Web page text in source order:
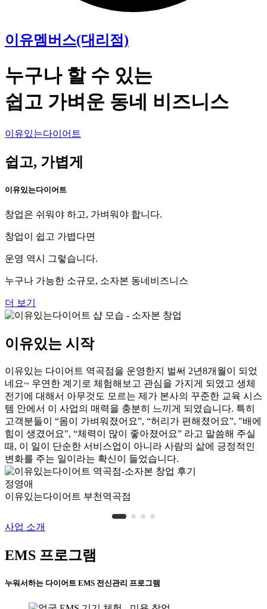
이유멤버스(대리점)
누구나 할 수 있는
쉽고 가벼운 동네 비즈니스
이유있는다이어트
쉽고, 가볍게
이유있는다이어트
창업은 쉬워야 하고, 가벼워야 합니다.
창업이 쉽고 가볍다면
운영 역시 그렇습니다.
누구나 가능한 소규모, 소자본 동네비즈니스
더 보기
이유있는 시작
이유있는 다이어트 역곡점을 운영한지 벌써 2년8개월이 되었
네요~ 우연한 계기로 체험해보고 관심을 가지게 되였고 생체
전기에 대해서 아무것도 모르는 제가 본사의 꾸준한 교육 시스
템 안에서 이 사업의 매력을 충분히 느끼게 되였습니다. 특히
고객분들이 “몸이 가벼워졌어요”, “허리가 편해졌어요”, "배에
힘이 생겼어요", “체력이 많이 좋아졌어요” 라고 말씀해 주실
때, 이 일이 단순한 서비스업이 아니라 사람의 삶에 긍정적인
변화를 주는 일이라는 확신이 들었습니다.
정영애
이유있는다이어트 부천역곡점
사업 소개
EMS 프로그램
누워서하는 다이어트 EMS 전신관리 프로그램